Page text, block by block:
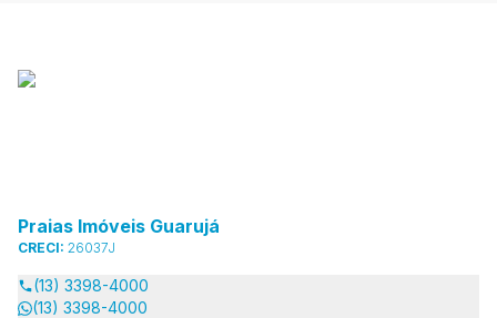
Praias Imóveis Guarujá
CRECI: 26037J
(13) 3398-4000
(13) 3398-4000